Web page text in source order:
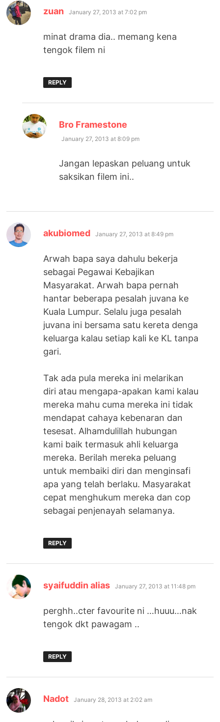
zuan says:
January 27, 2013 at 7:02 pm
minat drama dia.. memang kena
tengok filem ni
REPLY
Bro Framestone
January 27, 2013 at 8:09 pm
Jangan lepaskan peluang untuk
saksikan filem ini..
akubiomed says:
January 27, 2013 at 8:49 pm
Arwah bapa saya dahulu bekerja
sebagai Pegawai Kebajikan
Masyarakat. Arwah bapa pernah
hantar beberapa pesalah juvana ke
Kuala Lumpur. Selalu juga pesalah
juvana ini bersama satu kereta denga
keluarga kalau setiap kali ke KL tanpa
gari.
Tak ada pula mereka ini melarikan
diri atau mengapa-apakan kami kalau
mereka mahu cuma mereka ini tidak
mendapat cahaya kebenaran dan
tesesat. Alhamdulillah hubungan
kami baik termasuk ahli keluarga
mereka. Berilah mereka peluang
untuk membaiki diri dan menginsafi
apa yang telah berlaku. Masyarakat
cepat menghukum mereka dan cop
sebagai penjenayah selamanya.
REPLY
syaifuddin alias says:
January 27, 2013 at 11:48 pm
perghh..cter favourite ni …huuu…nak
tengok dkt pawagam ..
REPLY
Nadot says:
January 28, 2013 at 2:02 am